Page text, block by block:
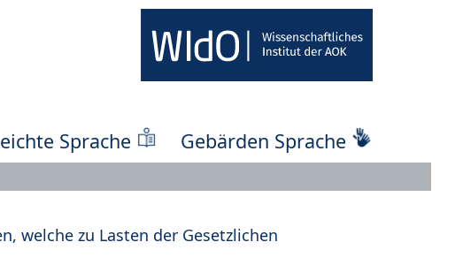
Sprache Gebärden Sprache
welche zu Lasten der Gesetzlichen